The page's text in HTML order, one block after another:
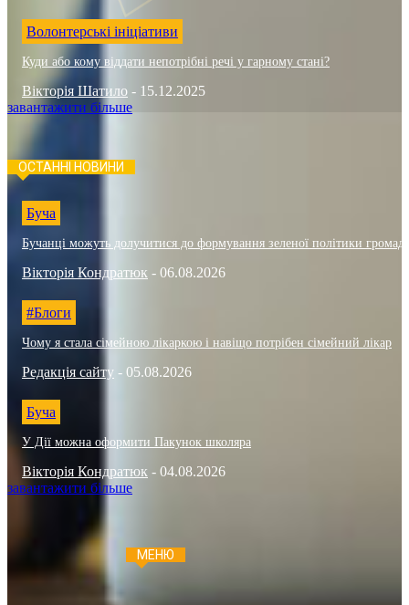
Волонтерські ініціативи
Куди або кому віддати непотрібні речі у гарному стані?
Вікторія Шатило - 15.12.2025
завантажити більше
ОСТАННІ НОВИНИ
Буча
Бучанці можуть долучитися до формування зеленої політики
Вікторія Кондратюк - 06.08.2026
#Блоги
Чому я стала сімейною лікаркою і навіщо потрібен сімейний лікар
Редакція сайту - 05.08.2026
Буча
У Дії можна оформити Пакунок школяра
Вікторія Кондратюк - 04.08.2026
завантажити більше
МЕНЮ